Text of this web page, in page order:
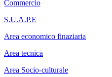
Commercio
S.U.A.P.E
Area economico finaziaria
Area tecnica
Area Socio-culturale